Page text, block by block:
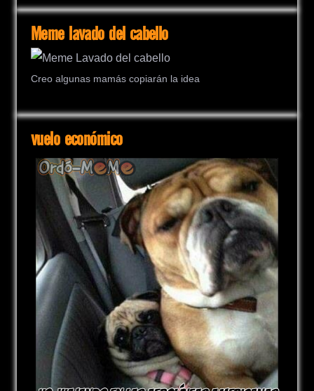
Meme lavado del cabello
Creo algunas mamás copiarán la idea
vuelo económico